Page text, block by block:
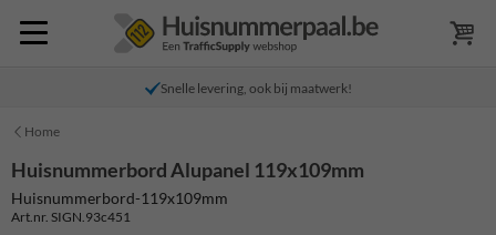
Snelle levering, ook bij maatwerk!
Home
Huisnummerbord Alupanel 119x109mm
Huisnummerbord-119x109mm
Art.nr. SIGN.93c451